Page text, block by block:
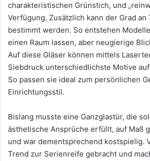
charakteristischen Grünstich, und
Verfügung. Zusätzlich kann der Grad an
bestimmt werden. So entstehen
einen Raum lassen, aber neugierige
Auf diese Gläser können mittels
Siebdruck unterschiedlichste Motive
So passen sie ideal zum persönlichen
Einrichtungsstil.
Bislang musste eine Ganzglastür, die
ästhetische Ansprüche erfüllt, auf Maß
und war dementsprechend kostspielig.
Trend zur Serienreife gebracht und